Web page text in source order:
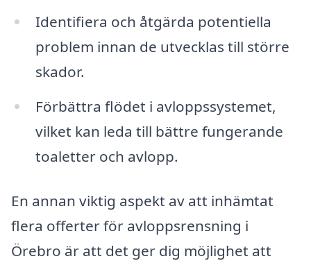
Identifiera och åtgärda potentiella
problem innan de utvecklas till större
skador.
Förbättra flödet i avloppssystemet,
vilket kan leda till bättre fungerande
toaletter och avlopp.
En annan viktig aspekt av att inhämtat
flera offerter för avloppsrensning i
Örebro är att det ger dig möjlighet att